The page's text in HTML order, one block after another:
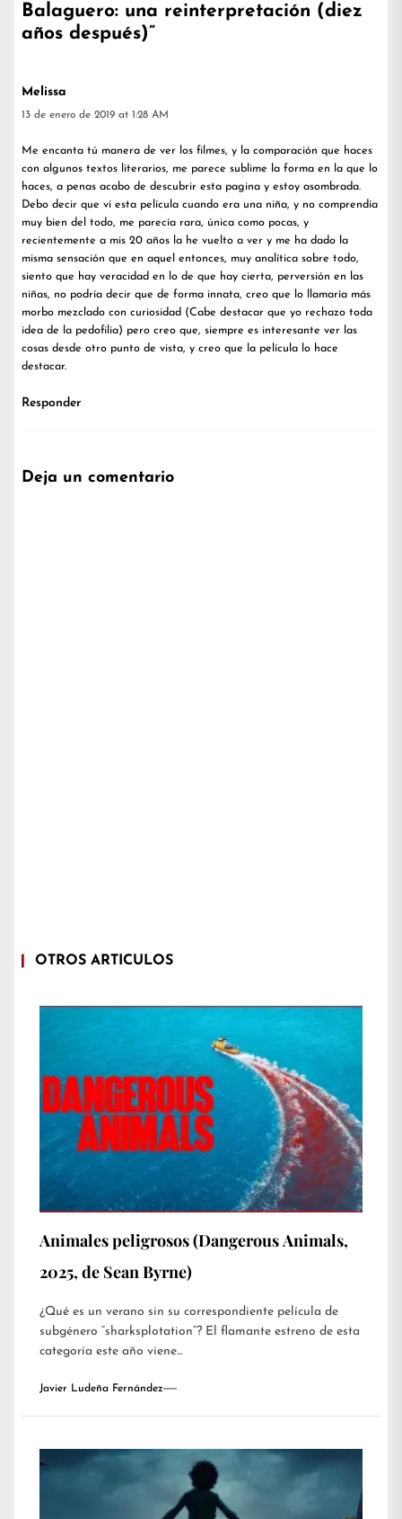
Balaguero: una reinterpretación (diez
años después)”
Melissa
13 de enero de 2019 at 1:28 AM
Me encanta tú manera de ver los filmes, y la comparación que haces
con algunos textos literarios, me parece sublime la forma en la que lo
haces, a penas acabo de descubrir esta pagina y estoy asombrada.
Debo decir que ví esta película cuando era una niña, y no comprendía
muy bien del todo, me parecía rara, única como pocas, y
recientemente a mis 20 años la he vuelto a ver y me ha dado la
misma sensación que en aquel entonces, muy analítica sobre todo,
siento que hay veracidad en lo de que hay cierta, perversión en las
niñas, no podría decir que de forma innata, creo que lo llamaría más
morbo mezclado con curiosidad (Cabe destacar que yo rechazo toda
idea de la pedofilia) pero creo que, siempre es interesante ver las
cosas desde otro punto de vista, y creo que la película lo hace
destacar.
Responder
Deja un comentario
OTROS ARTÍCULOS
Animales peligrosos (Dangerous Animals,
2025, de Sean Byrne)
¿Qué es un verano sin su correspondiente película de
subgénero “sharksplotation”? El flamante estreno de esta
categoría este año viene...
Javier Ludeña Fernández